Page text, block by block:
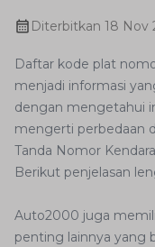
Diterbitkan 18 Nov
Daftar kode plat
menjadi informasi
dengan mengetahui
mengerti perbedaan
Tanda Nomor
Berikut penjelasan
Auto2000 juga
penting lainnya yang